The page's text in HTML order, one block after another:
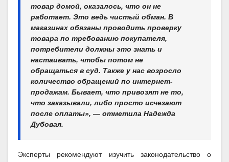
товар домой, оказалось, что он не
работает. Это ведь чистый обман. В
магазинах обязаны проводить проверку
товара по требованию покупателя,
потребители должны это знать и
настаивать, чтобы потом не
обращаться в суд. Также у нас возросло
количество обращений по интернет-
продажам. Бывает, что привозят не то,
что заказывали, либо просто исчезают
после оплаты», — отметила Надежда
Дубовая.
Эксперты рекомендуют изучить законодательство о